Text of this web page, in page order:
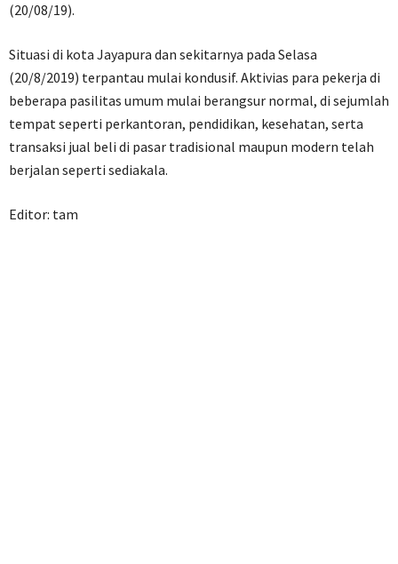
(20/08/19).
Situasi di kota Jayapura dan sekitarnya pada Selasa
(20/8/2019) terpantau mulai kondusif. Aktivias para pekerja di
beberapa pasilitas umum mulai berangsur normal, di sejumlah
tempat seperti perkantoran, pendidikan, kesehatan, serta
transaksi jual beli di pasar tradisional maupun modern telah
berjalan seperti sediakala.
Editor: tam